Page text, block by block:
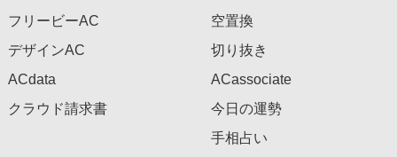
フリービーAC
デザインAC
ACdata
クラウド請求書
空置換
切り抜き
ACassociate
今日の運勢
手相占い